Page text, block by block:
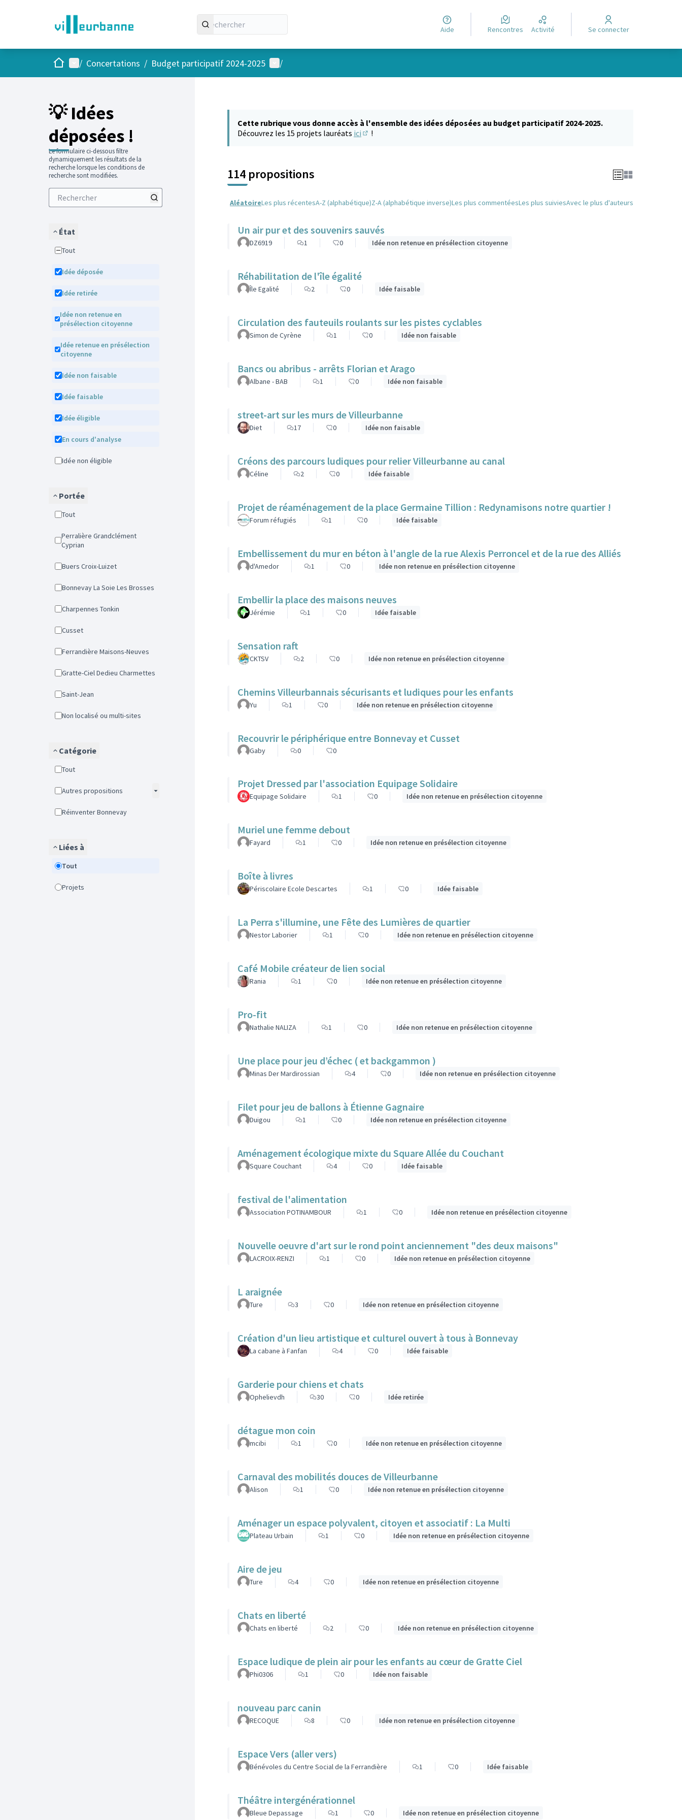
Aide Rencontres Activité Se connecter
AccueilMenu principal
/ Concertations / Budget participatif 2024-2025 Menu utilisateur
/
💡 Idées
déposées !
Le formulaire ci-dessous filtre
dynamiquement les résultats de la
recherche lorsque les conditions de
recherche sont modifiées.
État
Tout
Idée déposée
Idée retirée
Idée non retenue en
présélection citoyenne
Idée retenue en présélection
citoyenne
Idée non faisable
Idée faisable
Idée éligible
En cours d'analyse
Idée non éligible
Portée
Tout
Perralière Grandclément
Cyprian
Buers Croix-Luizet
Bonnevay La Soie Les Brosses
Charpennes Tonkin
Cusset
Ferrandière Maisons-Neuves
Gratte-Ciel Dedieu Charmettes
Saint-Jean
Non localisé ou multi-sites
Catégorie
Tout
Autres propositions
Réinventer Bonnevay
Liées à
Tout
Projets
Cette rubrique vous donne accès à l'ensemble des idées déposées au budget participatif 2024-2025.
Découvrez les 15 projets lauréats ici !
114 propositions
AléatoireLes plus récentesA-Z (alphabétique)Z-A (alphabétique inverse)Les plus commentéesLes plus suiviesAvec le plus d'auteurs
Un air pur et des souvenirs sauvés
DZ6919 1 0 Idée non retenue en présélection citoyenne
Réhabilitation de l'île égalité
Île Egalité 2 0 Idée faisable
Circulation des fauteuils roulants sur les pistes cyclables
Simon de Cyrène 1 0 Idée non faisable
Bancs ou abribus - arrêts Florian et Arago
Albane - BAB 1 0 Idée non faisable
street-art sur les murs de Villeurbanne
Diet 17 0 Idée non faisable
Créons des parcours ludiques pour relier Villeurbanne au canal
Céline 2 0 Idée faisable
Projet de réaménagement de la place Germaine Tillion : Redynamisons notre quartier !
Forum réfugiés 1 0 Idée faisable
Embellissement du mur en béton à l'angle de la rue Alexis Perroncel et de la rue des Alliés
d'Amedor 1 0 Idée non retenue en présélection citoyenne
Embellir la place des maisons neuves
Jérémie 1 0 Idée faisable
Sensation raft
CKTSV 2 0 Idée non retenue en présélection citoyenne
Chemins Villeurbannais sécurisants et ludiques pour les enfants
Yu 1 0 Idée non retenue en présélection citoyenne
Recouvrir le périphérique entre Bonnevay et Cusset
Gaby 0 0
Projet Dressed par l'association Equipage Solidaire
Equipage Solidaire 1 0 Idée non retenue en présélection citoyenne
Muriel une femme debout
Fayard 1 0 Idée non retenue en présélection citoyenne
Boîte à livres
Périscolaire Ecole Descartes 1 0 Idée faisable
La Perra s'illumine, une Fête des Lumières de quartier
Nestor Laborier 1 0 Idée non retenue en présélection citoyenne
Café Mobile créateur de lien social
Rania 1 0 Idée non retenue en présélection citoyenne
Pro-fit
Nathalie NALIZA 1 0 Idée non retenue en présélection citoyenne
Une place pour jeu d’échec ( et backgammon )
Minas Der Mardirossian 4 0 Idée non retenue en présélection citoyenne
Filet pour jeu de ballons à Étienne Gagnaire
Duigou 1 0 Idée non retenue en présélection citoyenne
Aménagement écologique mixte du Square Allée du Couchant
Square Couchant 4 0 Idée faisable
festival de l'alimentation
Association POTINAMBOUR 1 0 Idée non retenue en présélection citoyenne
Nouvelle oeuvre d'art sur le rond point anciennement "des deux maisons"
LACROIX-RENZI 1 0 Idée non retenue en présélection citoyenne
L araignée
Ture 3 0 Idée non retenue en présélection citoyenne
Création d'un lieu artistique et culturel ouvert à tous à Bonnevay
La cabane à Fanfan 4 0 Idée faisable
Garderie pour chiens et chats
Ophelievdh 30 0 Idée retirée
détague mon coin
mcibi 1 0 Idée non retenue en présélection citoyenne
Carnaval des mobilités douces de Villeurbanne
Alison 1 0 Idée non retenue en présélection citoyenne
Aménager un espace polyvalent, citoyen et associatif : La Multi
Plateau Urbain 1 0 Idée non retenue en présélection citoyenne
Aire de jeu
Ture 4 0 Idée non retenue en présélection citoyenne
Chats en liberté
Chats en liberté 2 0 Idée non retenue en présélection citoyenne
Espace ludique de plein air pour les enfants au cœur de Gratte Ciel
Phi0306 1 0 Idée non faisable
nouveau parc canin
RECOQUE 8 0 Idée non retenue en présélection citoyenne
Espace Vers (aller vers)
Bénévoles du Centre Social de la Ferrandière 1 0 Idée faisable
Théâtre intergénérationnel
Bleue Depassage 1 0 Idée non retenue en présélection citoyenne